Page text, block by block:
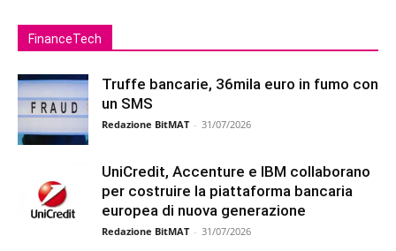
FinanceTech
Truffe bancarie, 36mila euro in fumo con
un SMS
Redazione BitMAT - 31/07/2026
UniCredit, Accenture e IBM collaborano
per costruire la piattaforma bancaria
europea di nuova generazione
Redazione BitMAT - 31/07/2026